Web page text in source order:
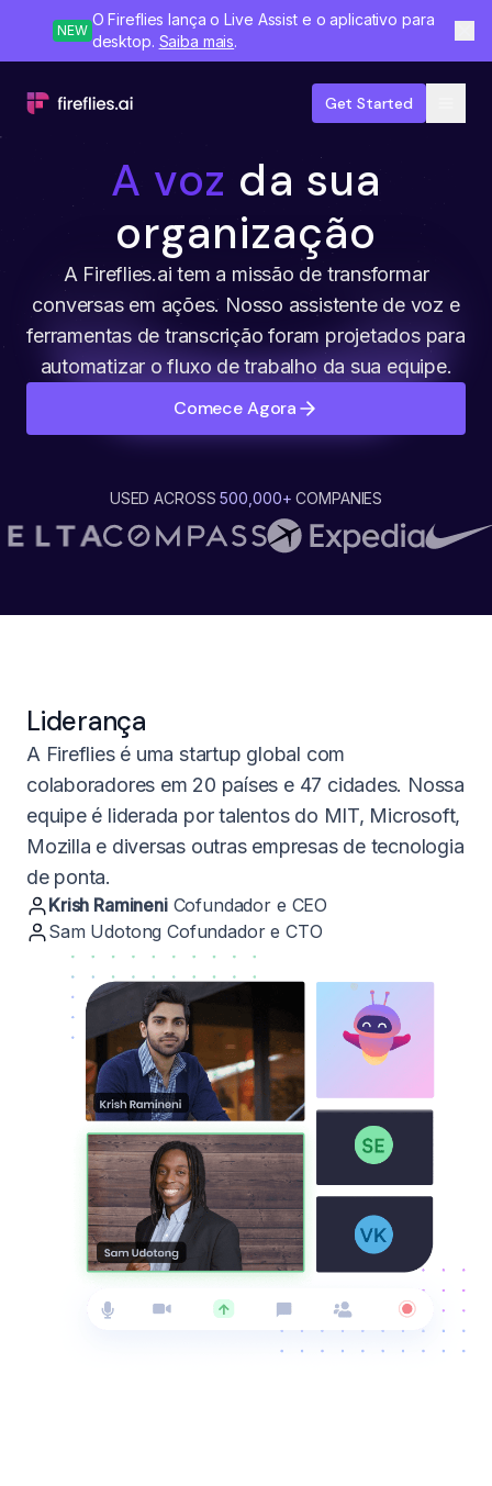
NEW
O Fireflies lança o Live Assist e o aplicativo para
desktop. Saiba mais.
Get Started
A voz da sua
organização
A Fireflies.ai tem a missão de transformar
conversas em ações. Nosso assistente de voz e
ferramentas de transcrição foram projetados para
automatizar o fluxo de trabalho da sua equipe.
Comece Agora
USED ACROSS500,000+ COMPANIES
Liderança
A Fireflies é uma startup global com
colaboradores em 20 países e 47 cidades. Nossa
equipe é liderada por talentos do MIT, Microsoft,
Mozilla e diversas outras empresas de tecnologia
de ponta.
Krish RamineniCofundador e CEO
Sam Udotong Cofundador e CTO